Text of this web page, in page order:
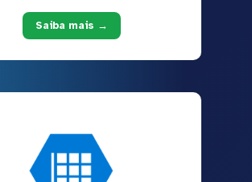
Saiba mais →